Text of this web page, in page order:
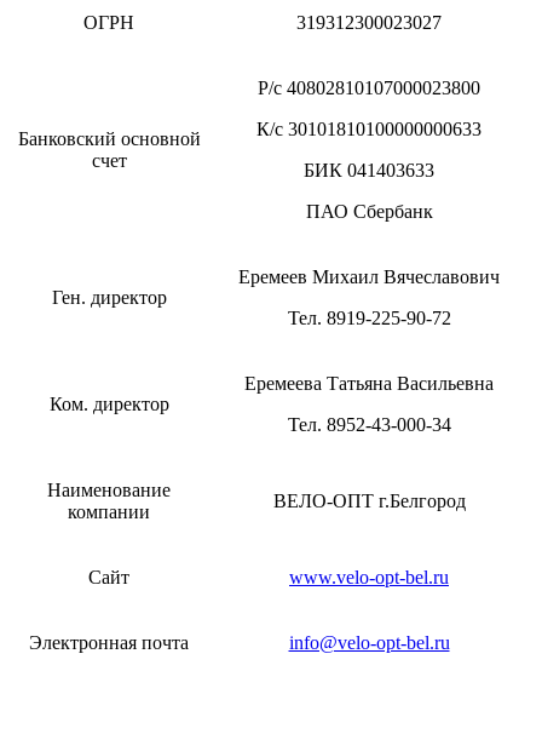
ОГРН 319312300023027
Банковский основной
счет
Р/с 40802810107000023800
К/с 30101810100000000633
БИК 041403633
ПАО Сбербанк
Ген. директор
Еремеев Михаил Вячеславович
Тел. 8919-225-90-72
Ком. директор
Еремеева Татьяна Васильевна
Тел. 8952-43-000-34
Наименование
компании
ВЕЛО-ОПТ г.Белгород
Сайт www.velo-opt-bel.ru
Электронная почта info@velo-opt-bel.ru